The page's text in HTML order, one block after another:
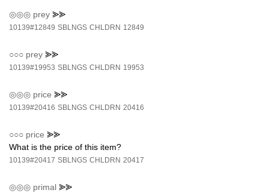
◎◎◎ prey ⪢⪢
10139#12849 SBLNGS CHLDRN 12849
○○○ prey ⪢⪢
10139#19953 SBLNGS CHLDRN 19953
◎◎◎ price ⪢⪢
10139#20416 SBLNGS CHLDRN 20416
○○○ price ⪢⪢
What is the price of this item?
10139#20417 SBLNGS CHLDRN 20417
◎◎◎ primal ⪢⪢